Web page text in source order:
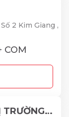
Số 2 Kim Giang ,
CHUYÊN VIÊN TELESALES THỊ TRƯỜNG THÁI LAN